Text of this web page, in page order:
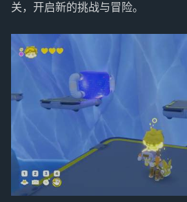
关，开启新的挑战与冒险。